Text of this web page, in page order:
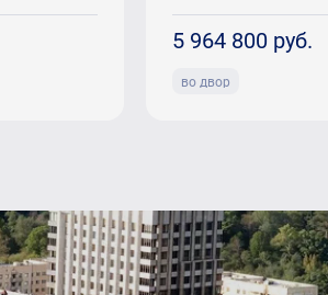
5 964 800 руб.
во двор